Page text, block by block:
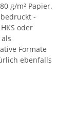
g/m² Papier.
-
oder
Formate
ebenfalls